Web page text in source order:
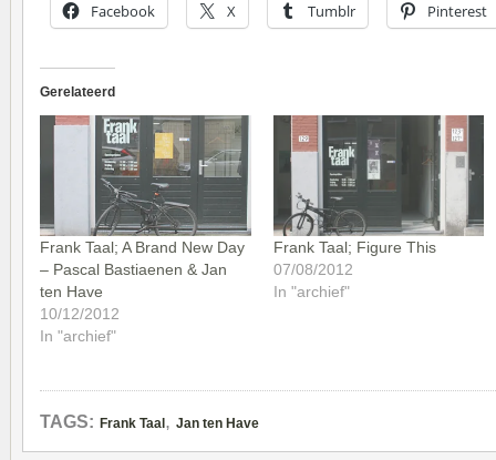
Facebook X Tumblr Pinterest
Gerelateerd
Frank Taal; A Brand New Day
– Pascal Bastiaenen & Jan
ten Have
10/12/2012
In "archief"
Frank Taal; Figure This
07/08/2012
In "archief"
TAGS: Frank Taal, Jan ten Have